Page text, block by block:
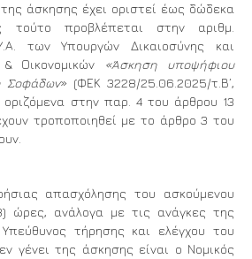
άσκησης έχει οριστεί έως δώδεκα
προβλέπεται στην αριθμ.
των Υπουργών Δικαιοσύνης και
& Οικονομικών
«Άσκηση υποψήφιου
Σοφάδων» (ΦΕΚ 3228/25.06.2025/τ.Β’,
στην παρ. 4 του άρθρου 13
τροποποιηθεί με το άρθρο 3 του
απασχόλησης του ασκούμενου
ώρες, ανάλογα με τις ανάγκες της
τήρησης και ελέγχου του
γένει της άσκησης είναι ο Νομικός